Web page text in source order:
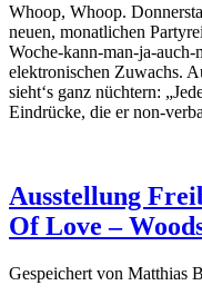
Whoop, Whoop.
neuen, monatlichen
Woche-kann-man-ja-auch-
elektronischen Zuwachs.
sieht‘s ganz nüchtern:
Eindrücke, die er non-
Ausstellung
Of Love –
Gespeichert von Matthias